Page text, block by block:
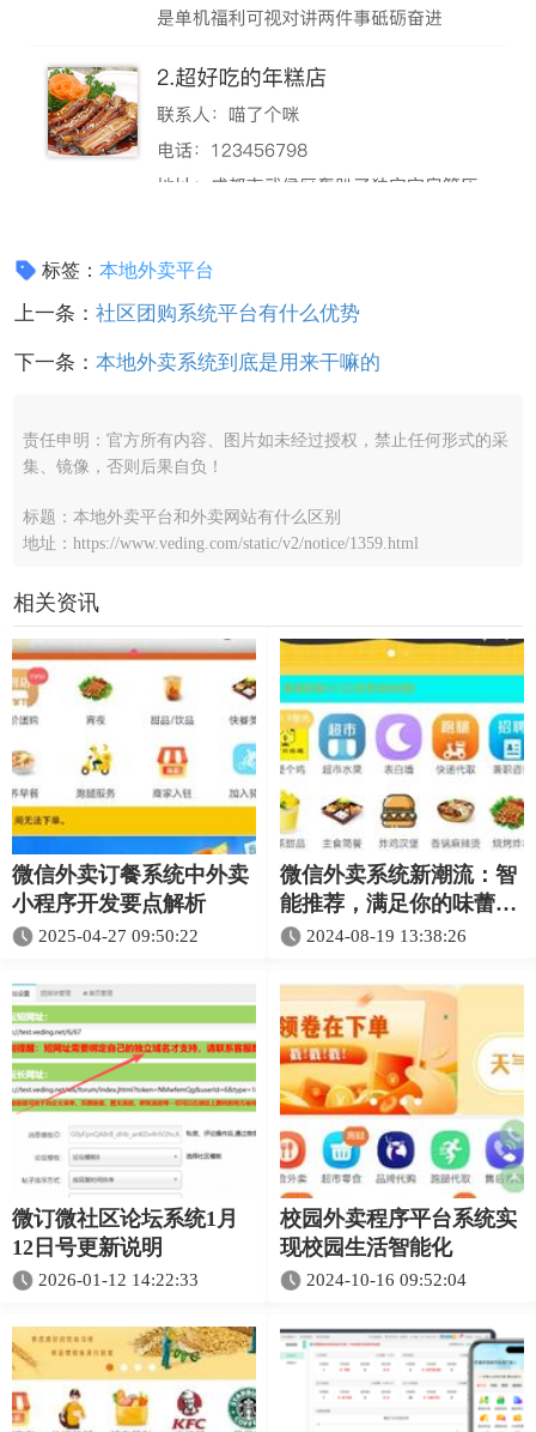
标签：本地外卖平台
上一条： 社区团购系统平台有什么优势
下一条： 本地外卖系统到底是用来干嘛的
责任申明：官方所有内容、图片如未经过授权，禁止任何形式的采
集、镜像，否则后果自负！
标题：本地外卖平台和外卖网站有什么区别
地址：https://www.veding.com/static/v2/notice/1359.html
相关资讯
微信外卖订餐系统中外卖
小程序开发要点解析​
2025-04-27 09:50:22
微信外卖系统新潮流：智
能推荐，满足你的味蕾需
求 2024-08-19 13:38:26
微订微社区论坛系统1月
12日号更新说明
2026-01-12 14:22:33
校园外卖程序平台系统实
现校园生活智能化
2024-10-16 09:52:04